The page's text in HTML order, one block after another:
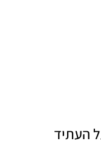
העתיד